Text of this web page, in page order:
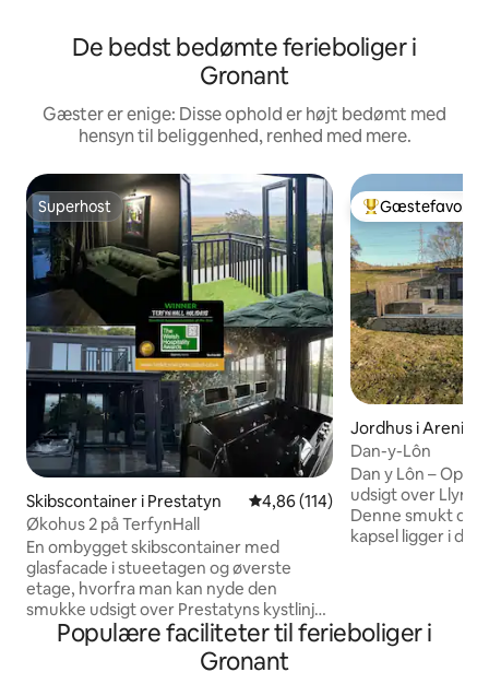
De bedst bedømte ferieboliger i
Gronant
Gæster er enige: Disse ophold er højt bedømt med
hensyn til beliggenhed, renhed med mere.
Superhost
Superhost
Skibscontainer i Prestatyn 4,86 ud af 5 i gennemsnitlig
4,86 (114)
Økohus 2 på TerfynHall
En ombygget skibscontainer med
glasfacade i stueetagen og øverste
etage, hvorfra man kan nyde den
smukke udsigt over Prestatyns kystlinje.
Økohuset har plads til to gæster, og der
er en kingsize-dobbeltseng i det store
soveværelse. Tag en dukkert i det
Bedste
Gæstefavorit
Jordhus i Arenig
Dan-y-Lôn
Dan y Lôn –
udsigt over Llyn
Denne smukt
kapsel ligger i
for døren. Efter en dag ude kan du
slappe af i
Populære faciliteter til ferieboliger i
Gronant